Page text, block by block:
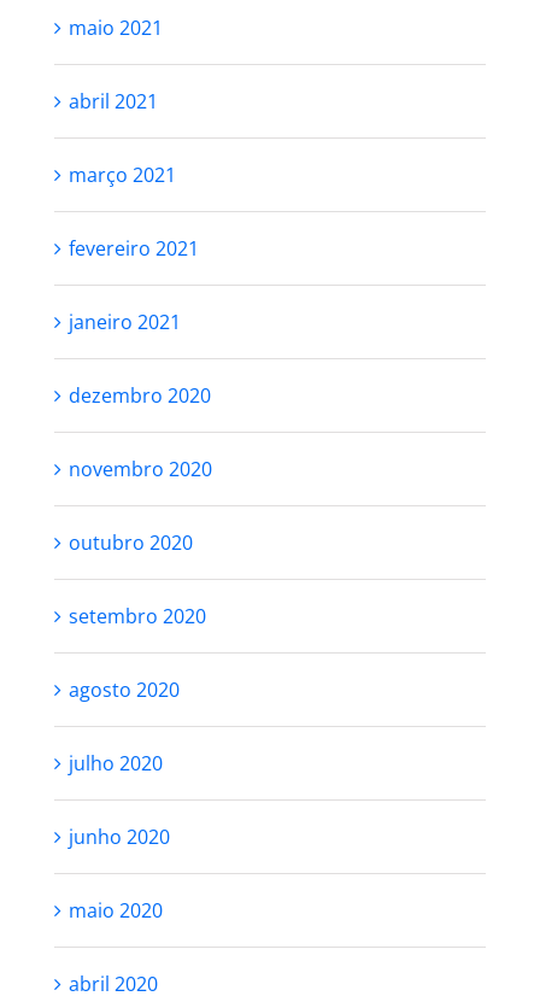
maio 2021
abril 2021
março 2021
fevereiro 2021
janeiro 2021
dezembro 2020
novembro 2020
outubro 2020
setembro 2020
agosto 2020
julho 2020
junho 2020
maio 2020
abril 2020